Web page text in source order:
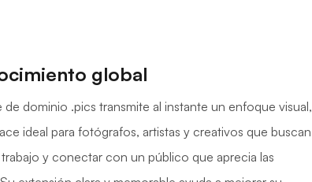
global
de dominio .pics transmite al instante un enfoque visual,
ideal para fotógrafos, artistas y creativos que buscan
y conectar con un público que aprecia las